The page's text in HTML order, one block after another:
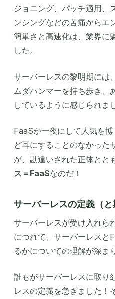
ジョニング、パッチ適用、
ンシングなどの苦痛からエ
簡単さと高速化は、業界に
した。
サーバーレスの黎明期には
ムダハンマーを持ち歩き、
しているように感じられま
FaaSが一夜にして人気を
ど耳にすることのなかった
が、勘違いされた正体とと
ス＝FaaSなのだ！
サーバーレスの定義（
サーバーレスが受け入れら
につれて、サーバーレスと
るかについての理解が深ま
誰もがサーバーレスに取り
レスの定義を急ぎました！